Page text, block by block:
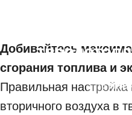
16
Добивайтесь
сгорания топлива и
Правильная настройка
вторичного воздуха в